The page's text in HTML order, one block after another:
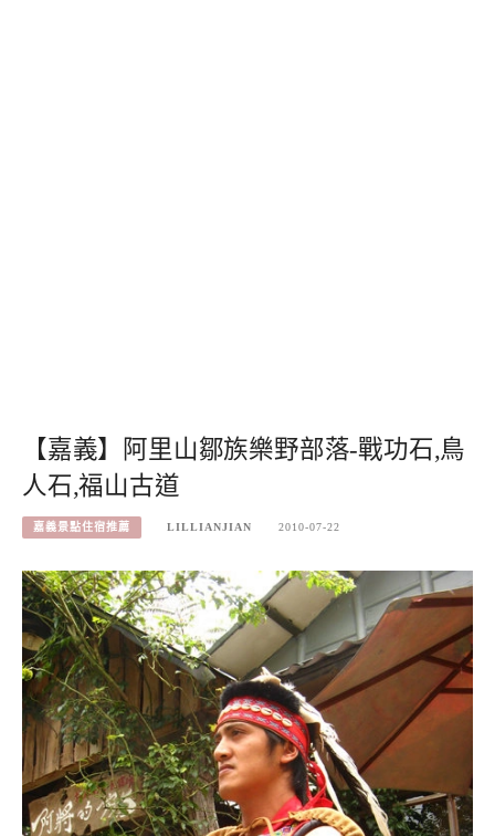
【嘉義】阿里山鄒族樂野部落-戰功石,鳥
人石,福山古道
嘉義景點住宿推薦 LILLIANJIAN 2010-07-22